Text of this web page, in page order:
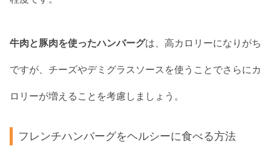
牛肉と豚肉を使ったハンバーグは、高カロリーになりがち
ですが、チーズやデミグラスソースを使うことでさらにカ
ロリーが増えることを考慮しましょう。
フレンチハンバーグをヘルシーに食べる方法